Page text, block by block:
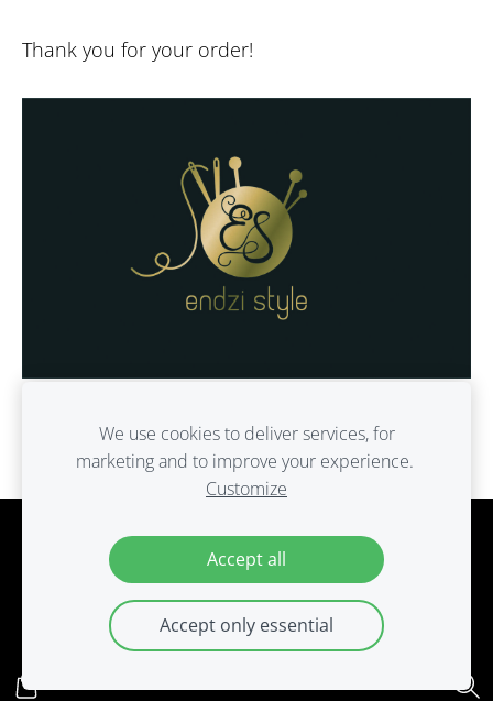
Thank you for your order!
Cookies
We use cookies to deliver services, for
marketing and to improve your experience.
Customize
Accept all
Accept only essential